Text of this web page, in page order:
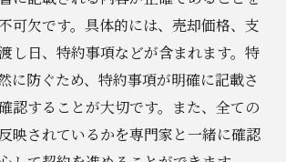
可欠です。具体的には、売却価格、支
し日、特約事項などが含まれます。特
に防ぐため、特約事項が明確に記載さ
認することが大切です。また、全ての
映されているかを専門家と一緒に確認